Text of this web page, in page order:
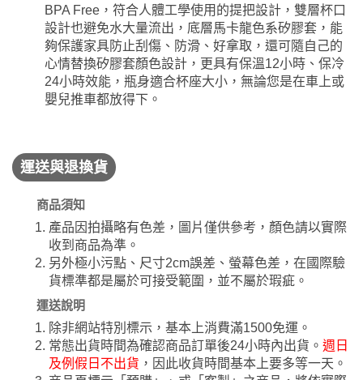
BPA Free，符合人體工學使用的提把設計，雙層杯口
設計也避免水大量流出，底層馬卡龍色系矽膠套，能
夠保護家具防止刮傷、防滑、好拿取，還可隨自己的
心情替換矽膠套顏色設計，更具有保溫12小時、保冷
24小時效能，瓶身適合杯座大小，無論您是在車上或
嬰兒推車都放得下。
運送與退換貨
商品須知
產品因拍攝略有色差，圖片僅供參考，顏色請以實際
收到商品為準。
另外極小污點、尺寸2cm誤差、螢幕色差，在國際驗
貨標準都是屬於可接受範圍，並不屬於瑕疵。
運送說明
除非網站特別標示，基本上消費滿1500免運。
常態出貨時間為確認商品訂單後24小時內出貨。 週日
及例假日不出貨 ，因此收貨時間基本上要多等一天。